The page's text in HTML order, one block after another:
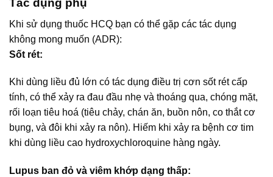
Tác dụng phụ
Khi sử dụng thuốc HCQ bạn có thể gặp các tác dụng
không mong muốn (ADR):
Sốt rét:
Khi dùng liều đủ lớn có tác dụng điều trị cơn sốt rét cấp
tính, có thể xảy ra đau đầu nhẹ và thoáng qua, chóng mặt,
rối loạn tiêu hoá (tiêu chảy, chán ăn, buồn nôn, co thắt cơ
bụng, và đôi khi xảy ra nôn). Hiếm khi xảy ra bệnh cơ tim
khi dùng liều cao hydroxychloroquine hàng ngày.
Lupus ban đỏ và viêm khớp dạng thấp: